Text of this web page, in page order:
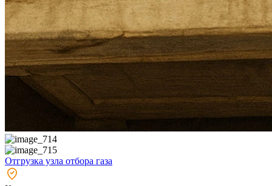
Отгрузка узла отбора газа